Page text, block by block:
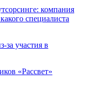
компания
специалиста
за участия в
«Рассвет»